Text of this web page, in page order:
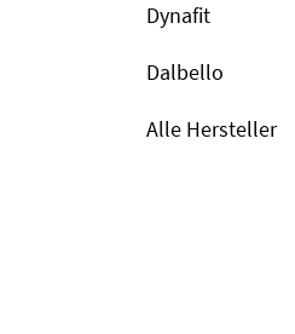
Dynafit
Dalbello
Alle Hersteller